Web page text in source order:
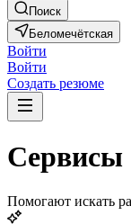
Поиск
Беломечётская
Войти
Войти
Создать резюме
Сервисы
Помогают искать